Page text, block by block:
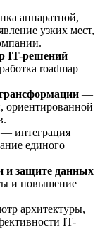
аппаратной,
узких мест,
IT-решений —
roadmap
—
ориентированной
— интеграция
единого
и защите данных
и повышение
архитектуры,
IT-